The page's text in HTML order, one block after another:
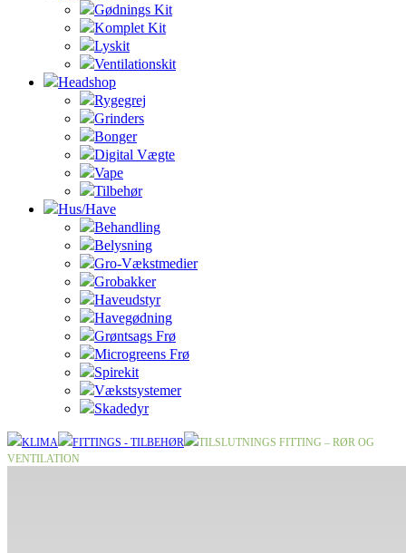
Gødnings Kit
Komplet Kit
Lyskit
Ventilationskit
Headshop
Rygegrej
Grinders
Bonger
Digital Vægte
Vape
Tilbehør
Hus/Have
Behandling
Belysning
Gro-Vækstmedier
Grobakker
Haveudstyr
Havegødning
Grøntsags Frø
Microgreens Frø
Spirekit
Vækstsystemer
Skadedyr
KLIMA FITTINGS - TILBEHØR
TILSLUTNINGS FITTING – RØR OG
VENTILATION